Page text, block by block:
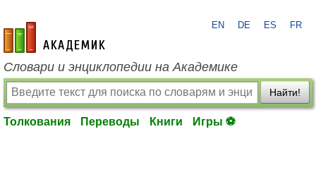
academic.ru
EN DE ES FR
Словари и энциклопедии на Академике
Найти!
Толкования Переводы Книги Игры ⚽